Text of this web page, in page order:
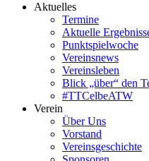
Aktuelles
Termine
Aktuelle
Punktspielwoche
Vereinsnews
Vereinsleben
Blick „über“ den
#TTCelbeATW
Verein
Über Uns
Vorstand
Vereinsgeschichte